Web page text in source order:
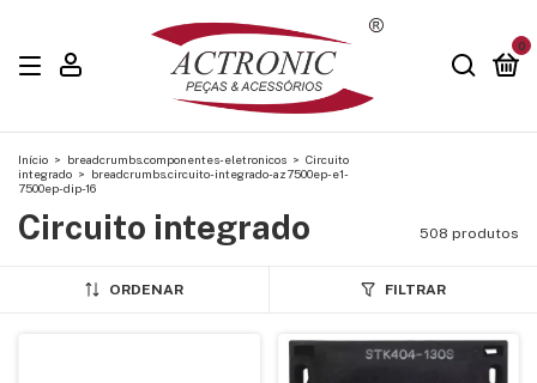
0
Início > breadcrumbs.componentes-eletronicos > Circuito
integrado > breadcrumbs.circuito-integrado-az7500ep-e1-
7500ep-dip-16
Circuito integrado 508 produtos
ORDENAR FILTRAR